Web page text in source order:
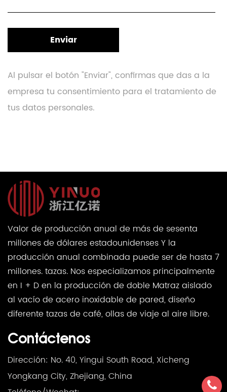
Al pulsar el botón "Enviar", confirmas que das a la
empresa tu consentimiento para el tratamiento de
tus datos personales.
Valor de producción anual de más de sesenta
millones de dólares estadounidenses Y la
producción anual combinada puede ser de hasta 7
millones. tazas. Nos especializamos principalmente
en I + D en la producción de doble Matraz aislado
al vacío de acero inoxidable de pared, diseño
diferente tazas de café, ollas de viaje al aire libre.
Contáctenos
Dirección: No. 40, Yingui South Road, Xicheng
Yongkang City, Zhejiang, China